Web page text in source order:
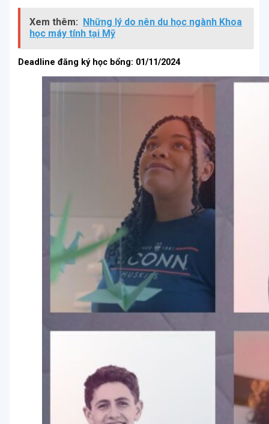
Xem thêm:
Những lý do nên du học ngành Khoa
học máy tính tại Mỹ
Deadline đăng ký học bổng: 01/11/2024